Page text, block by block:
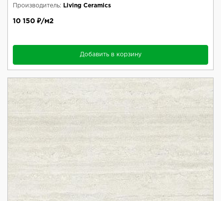
Производитель:
Living Ceramics
10 150 ₽/м2
Добавить в корзину